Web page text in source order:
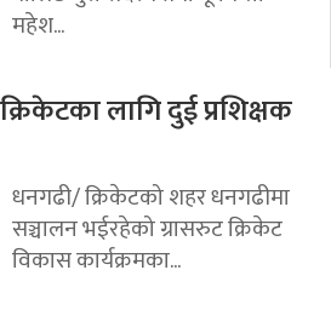
महेश...
लागि दुई प्रशिक्षक
धनगढी/ क्रिकेटको शहर धनगढीमा
सञ्चालन भईरहेको ग्रासरुट क्रिकेट
विकास कार्यक्रमका...